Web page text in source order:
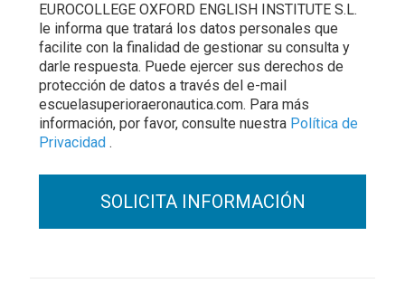
EUROCOLLEGE OXFORD ENGLISH INSTITUTE S.L.
le informa que tratará los datos personales que
facilite con la finalidad de gestionar su consulta y
darle respuesta. Puede ejercer sus derechos de
protección de datos a través del e-mail
escuelasuperioraeronautica.com. Para más
información, por favor, consulte nuestra Política de
Privacidad .